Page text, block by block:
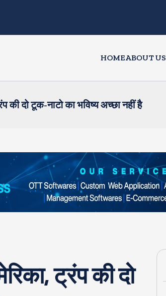
HOMEABOUT US
की दो टूक-नाटो का भविष्य अच्छा नहीं है
ट्रंप की दो